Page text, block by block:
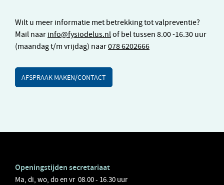
Wilt u meer informatie met betrekking tot valpreventie?
Mail naar info@fysiodelus.nlof bel tussen 8.00 -16.30 uur
(maandag t/m vrijdag) naar078 6202666
AFSPRAAK MAKEN/CONTACT
Openingstijden secretariaat
Ma, di, wo, do en vr 08.00 - 16.30 uur